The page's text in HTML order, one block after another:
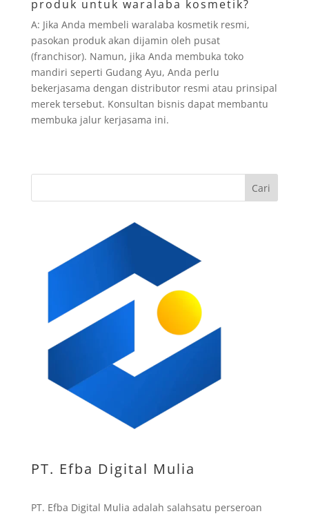
produk untuk waralaba kosmetik?
A: Jika Anda membeli waralaba kosmetik resmi,
pasokan produk akan dijamin oleh pusat
(franchisor). Namun, jika Anda membuka toko
mandiri seperti Gudang Ayu, Anda perlu
bekerjasama dengan distributor resmi atau prinsipal
merek tersebut. Konsultan bisnis dapat membantu
membuka jalur kerjasama ini.
Cari
PT. Efba Digital Mulia
PT. Efba Digital Mulia adalah salahsatu perseroan